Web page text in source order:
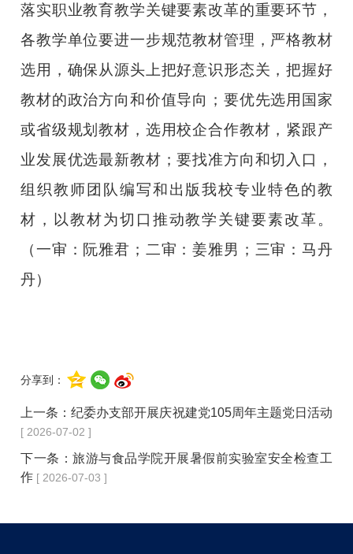
落实职业教育教学关键要素改革的重要环节，
各教学单位要进一步规范教材管理，严格教材
选用，确保从源头上把好意识形态关，把握好
教材的政治方向和价值导向；要优先选用国家
或省级规划教材，选用校企合作教材，紧跟产
业发展优选最新教材；要找准方向和切入口，
组织教师团队编写和出版我校专业特色的教
材，以教材为切口推动教学关键要素改革。
（一审：阮雅君；二审：姜雅男；三审：马丹
丹）
分享到：
上一条：纪委办支部开展庆祝建党105周年主题党日活动
[ 2026-07-02 ]
下一条：旅游与食品学院开展暑假前实验室安全检查工
作 [ 2026-07-03 ]